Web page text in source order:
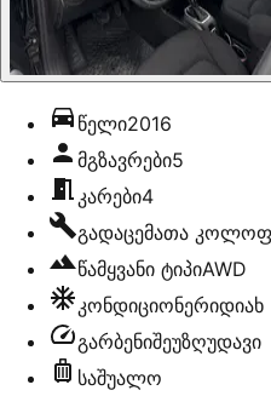
წელი2016
მგზავრები5
კარები4
გადაცემათა
წამყვანი ტიპიAWD
კონდიციონერიდიახ
გარბენიშეუზღუდავი
საშუალო